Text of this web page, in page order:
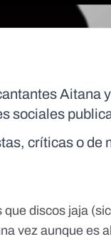
Aitana
sociales
críticas o de
que discos jaja
vez aunque es